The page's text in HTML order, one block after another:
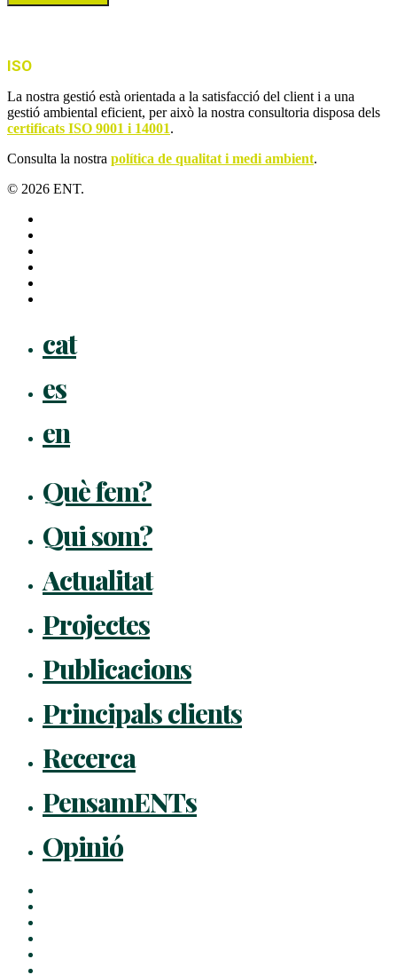
ISO
La nostra gestió està orientada a la satisfacció del client i a una
gestió ambiental eficient, per això la nostra consultoria disposa dels
certificats ISO 9001 i 14001.
Consulta la nostra política de qualitat i medi ambient.
© 2026 ENT.
cat
es
en
Què fem?
Qui som?
Actualitat
Projectes
Publicacions
Principals clients
Recerca
PensamENTs
Opinió